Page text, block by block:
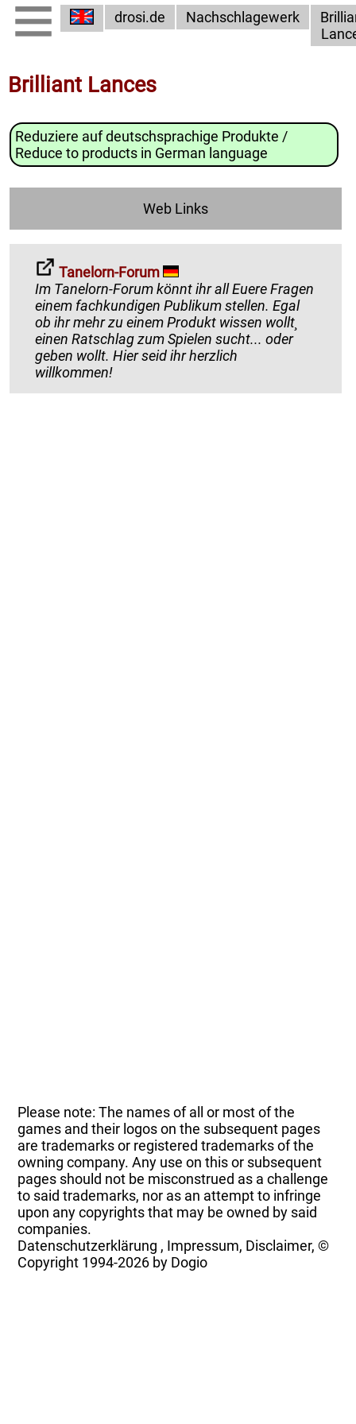
drosi.de Nachschlagewerk
Brilliant Lances
Reduziere auf deutschsprachige Produkte /
Reduce to products in German language
Web Links
Tanelorn-Forum
Im Tanelorn-Forum könnt ihr all Euere Fragen
einem fachkundigen Publikum stellen. Egal
ob ihr mehr zu einem Produkt wissen wollt¸
einen Ratschlag zum Spielen sucht... oder
geben wollt. Hier seid ihr herzlich
willkommen!
Please note: The names of all or most of the
games and their logos on the subsequent pages
are trademarks or registered trademarks of the
owning company. Any use on this or subsequent
pages should not be misconstrued as a challenge
to said trademarks, nor as an attempt to infringe
upon any copyrights that may be owned by said
companies.
Datenschutzerklärung , Impressum, Disclaimer, ©
Copyright 1994-2026 by Dogio